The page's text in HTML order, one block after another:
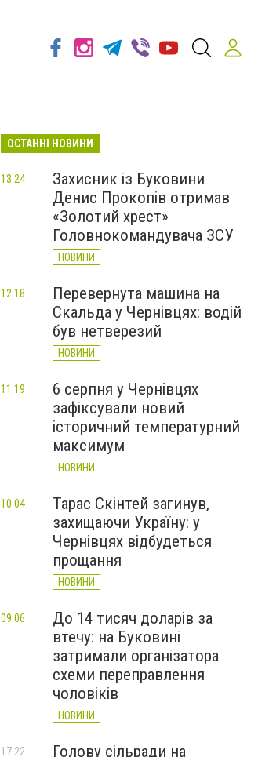
ОСТАННІ НОВИНИ
Захисник із Буковини
Денис Прокопів отримав
«Золотий хрест»
Головнокомандувача ЗСУ
НОВИНИ
13:24
Перевернута машина на
Скальда у Чернівцях: водій
був нетверезий
НОВИНИ
12:18
6 серпня у Чернівцях
зафіксували новий
історичний температурний
максимум
НОВИНИ
11:19
Тарас Скінтей загинув,
захищаючи Україну: у
Чернівцях відбудеться
прощання
НОВИНИ
10:04
До 14 тисяч доларів за
втечу: на Буковині
затримали організатора
схеми переправлення
чоловіків
НОВИНИ
09:06
Голову сільради на
17:22